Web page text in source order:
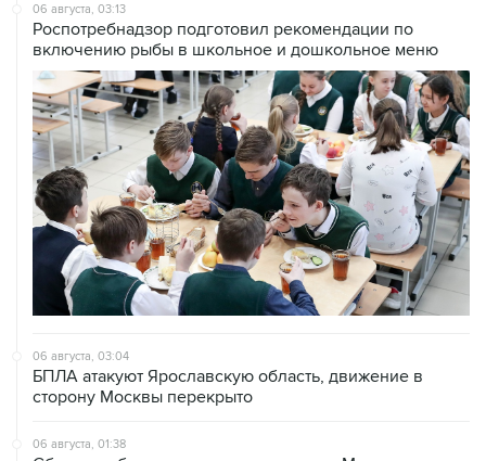
06 августа, 03:13
Роспотребнадзор подготовил рекомендации по
включению рыбы в школьное и дошкольное меню
06 августа, 03:04
БПЛА атакуют Ярославскую область, движение в
сторону Москвы перекрыто
06 августа, 01:38